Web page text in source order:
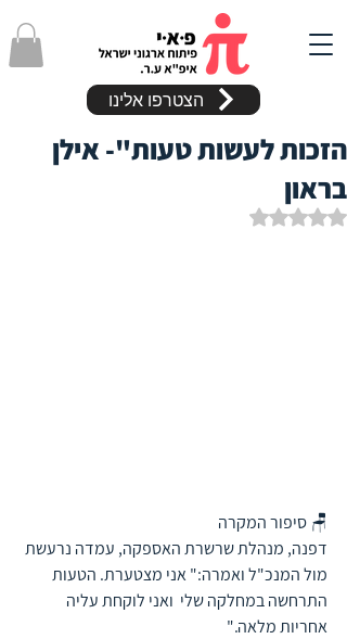
הצטרפו אלינו
הזכות לעשות טעות"- אילן
בראון
דירוג של NaN מתוך 5 כוכבים
🪑 סיפור המקרה
דפנה, מנהלת שרשרת האספקה, עמדה נרעשת
מול המנכ"ל ואמרה:" אני מצטערת. הטעות
התרחשה במחלקה שלי  ואני לוקחת עליה
אחריות מלאה."